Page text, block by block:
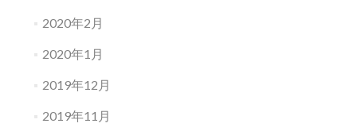
2020年2月
2020年1月
2019年12月
2019年11月